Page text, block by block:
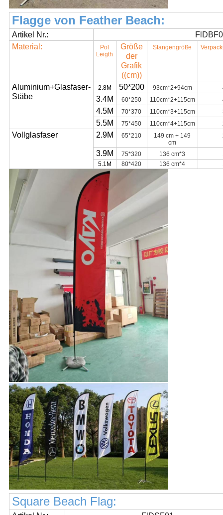
Flagge von Feather Beach:
Artikel Nr.:
Material:
Pol
Leigth
Größe
der
Grafik
((cm))
Stangengröße
Aluminium+Glasfaser-
Stäbe
2.8M 50*200 93cm*2+94cm
3.4M 60*250 110cm*2+115cm
4.5M 70*370 110cm*3+115cm
5.5M 75*450 110cm*4+115cm
Vollglasfaser 2.9M 65*210
149 cm + 149
cm
3.9M 75*320 136 cm*3
5.1M
80*420 136 cm*4
Square Beach Flag: